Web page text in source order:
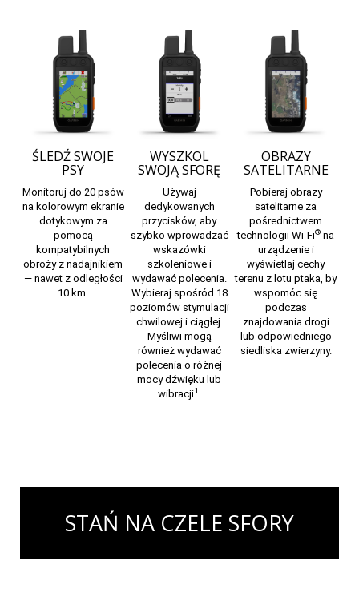
ŚLEDŹ SWOJE
PSY
Monitoruj do 20 psów
na kolorowym ekranie
dotykowym za
pomocą
kompatybilnych
obroży z nadajnikiem
— nawet z odległości
10 km.
WYSZKOL
SWOJĄ SFORĘ
Używaj
dedykowanych
przycisków, aby
szybko wprowadzać
wskazówki
szkoleniowe i
wydawać polecenia.
Wybieraj spośród 18
poziomów stymulacji
chwilowej i ciągłej.
Myśliwi mogą
również wydawać
polecenia o różnej
mocy dźwięku lub
wibracji1
OBRAZY
SATELITARNE
Pobieraj obrazy
satelitarne za
pośrednictwem
technologii Wi-Fi® na
urządzenie i
wyświetlaj cechy
terenu z lotu ptaka, by
wspomóc się
podczas
znajdowania drogi
lub odpowiedniego
siedliska zwierzyny.
STAŃ NA CZELE SFORY